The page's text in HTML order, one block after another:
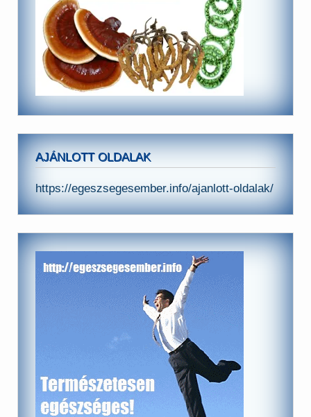
AJÁNLOTT OLDALAK
https://egeszsegesember.info/ajanlott-oldalak/